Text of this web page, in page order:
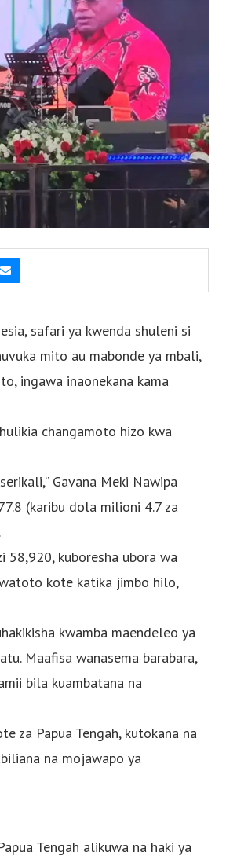
safari ya kwenda shuleni si
mito au mabonde ya mbali,
ingawa inaonekana kama
changamoto hizo kwa
Gavana Meki Nawipa
(karibu dola milioni 4.7 za
kuboresha ubora wa
kote katika jimbo hilo,
kwamba maendeleo ya
Maafisa wanasema barabara,
bila kuambatana na
za Papua Tengah, kutokana na
na mojawapo ya
Tengah alikuwa na haki ya